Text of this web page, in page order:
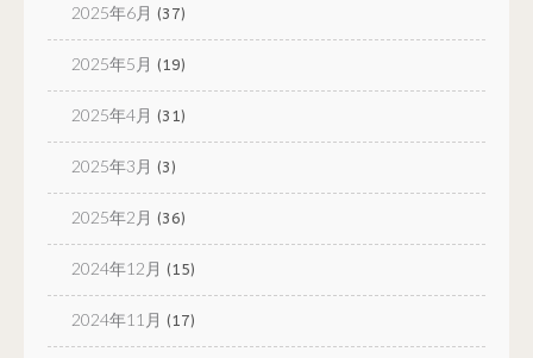
2025年6月 (37)
2025年5月 (19)
2025年4月 (31)
2025年3月 (3)
2025年2月 (36)
2024年12月 (15)
2024年11月 (17)